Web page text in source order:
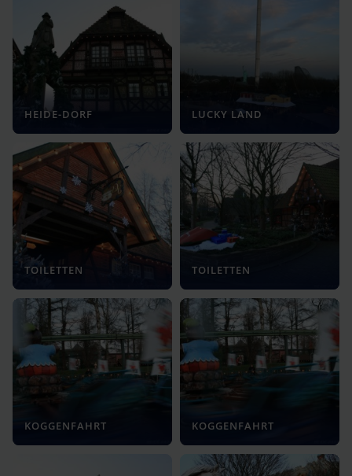
HEIDE-DORF LUCKY LAND
TOILETTEN TOILETTEN
KOGGENFAHRT KOGGENFAHRT